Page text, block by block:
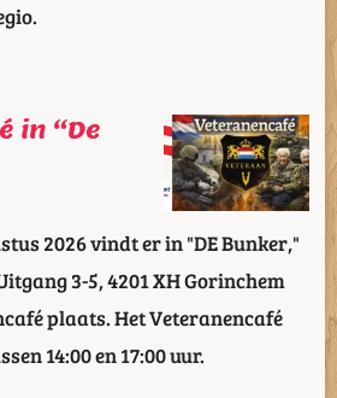
in “De
2026 vindt er in "DE Bunker,"
3-5, 4201 XH Gorinchem
plaats. Het Veteranencafé
14:00 en 17:00 uur.